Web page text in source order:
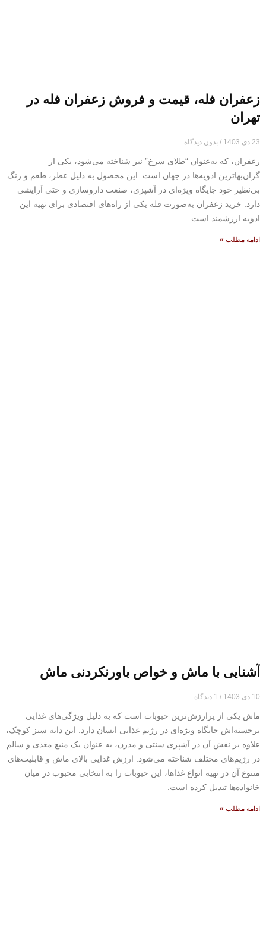
زعفران فله، قیمت و فروش زعفران فله در
تهران
23 دی 1403 بدون دیدگاه
زعفران، که به‌عنوان “طلای سرخ” نیز شناخته می‌شود، یکی از
گران‌بهاترین ادویه‌ها در جهان است. این محصول به دلیل عطر، طعم و رنگ
بی‌نظیر خود جایگاه ویژه‌ای در آشپزی، صنعت داروسازی و حتی آرایشی
دارد. خرید زعفران به‌صورت فله یکی از راه‌های اقتصادی برای تهیه این
ادویه ارزشمند است.
ادامه مطلب »
آشنایی با ماش و خواص باورنکردنی ماش
10 دی 1403
ماش یکی از پرارزش‌ترین حبوبات است که به دلیل ویژگی‌های غذایی
برجسته‌اش جایگاه ویژه‌ای در رژیم غذایی انسان دارد. این دانه سبز کوچک،
علاوه بر نقش آن در آشپزی سنتی و مدرن، به عنوان یک منبع مغذی و سالم
در رژیم‌های مختلف شناخته می‌شود. ارزش غذایی بالای ماش و قابلیت‌های
متنوع آن در تهیه انواع غذاها، این حبوبات را به انتخابی محبوب در میان
خانواده‌ها تبدیل کرده است.
ادامه مطلب »